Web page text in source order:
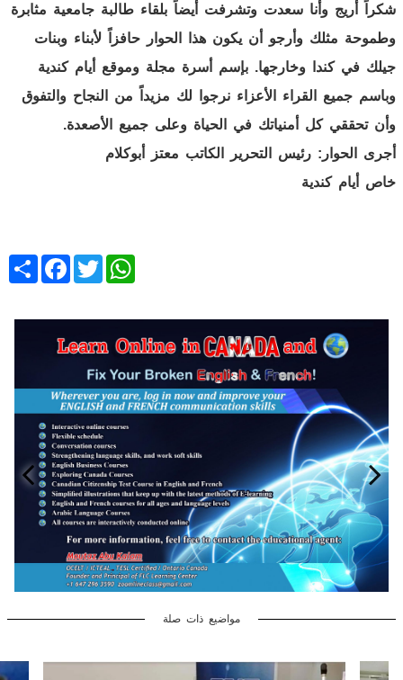
شكراً أريج وأنا سعدت وتشرفت أيضاً بلقاء طالبة جامعية مثابرة
وطموحة مثلك وأرجو أن يكون هذا الحوار حافزاً لأبناء وبنات
جيلك في كندا وخارجها. بإسم أسرة مجلة وموقع أيام كندية
وباسم جميع القراء الأعزاء نرجوا لك مزيداً من النجاح والتفوق
وأن تحققي كل أمنياتك في الحياة وعلى جميع الأصعدة.
أجرى الحوار: رئيس التحرير الكاتب معتز أبوكلام
خاص أيام كندية
Share
FacebookTwitter
WhatsApp
مواضيع ذات صلة